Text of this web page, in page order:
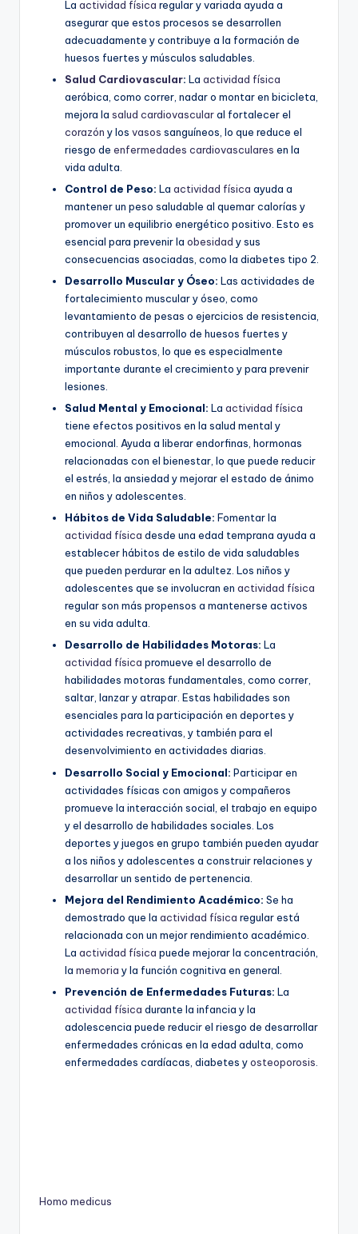
La actividad física regular y variada ayuda a
asegurar que estos procesos se desarrollen
adecuadamente y contribuye a la formación de
huesos fuertes y músculos saludables.
Salud Cardiovascular: La actividad física
aeróbica, como correr, nadar o montar en bicicleta,
mejora la salud cardiovascularal fortalecer el
corazón y los vasos sanguíneos, lo que reduce el
riesgo de enfermedades cardiovasculares en la
vida adulta.
Control de Peso: La actividad física ayuda a
mantener un peso saludable al quemar calorías y
promover un equilibrio energético positivo. Esto es
esencial para prevenir la obesidad y sus
consecuencias asociadas, como la diabetes tipo 2.
Desarrollo Muscular y Óseo: Las actividades de
fortalecimiento muscular y óseo, como
levantamiento de pesas o ejercicios de resistencia,
contribuyen al desarrollo de huesos fuertes y
músculos robustos, lo que es especialmente
importante durante el crecimiento y para prevenir
lesiones.
Salud Mental y Emocional: La actividad física
tiene efectos positivos en la salud mental y
emocional. Ayuda a liberar endorfinas, hormonas
relacionadas con el bienestar, lo que puede reducir
el estrés, la ansiedad y mejorar el estado de ánimo
en niños y adolescentes.
Hábitos de Vida Saludable: Fomentar la
actividad física desde una edad temprana ayuda a
establecer hábitos de estilo de vida saludables
que pueden perdurar en la adultez. Los niños y
adolescentes que se involucran en actividad física
regular son más propensos a mantenerse activos
en su vida adulta.
Desarrollo de Habilidades Motoras: La
actividad física promueve el desarrollo de
habilidades motoras fundamentales, como correr,
saltar, lanzar y atrapar. Estas habilidades son
esenciales para la participación en deportes y
actividades recreativas, y también para el
desenvolvimiento en actividades diarias.
Desarrollo Social y Emocional: Participar en
actividades físicas con amigos y compañeros
promueve la interacción social, el trabajo en equipo
y el desarrollo de habilidades sociales. Los
deportes y juegos en grupo también pueden ayudar
a los niños y adolescentes a construir relaciones y
desarrollar un sentido de pertenencia.
Mejora del Rendimiento Académico: Se ha
demostrado que la actividad física regular está
relacionada con un mejor rendimiento académico.
La actividad física puede mejorar la concentración,
la memoria y la función cognitiva en general.
Prevención de Enfermedades Futuras: La
actividad física durante la infancia y la
adolescencia puede reducir el riesgo de desarrollar
enfermedades crónicas en la edad adulta, como
enfermedades cardíacas, diabetes yosteoporosis
Homo medicus